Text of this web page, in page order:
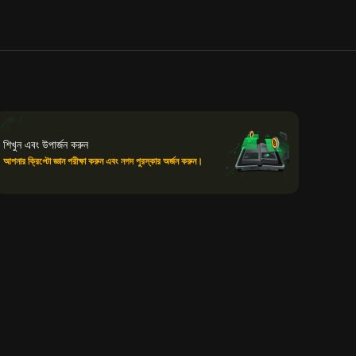
শিখুন এবং উপার্জন করুন
আপনার ক্রিপ্টো জ্ঞান পরীক্ষা করুন এবং নগদ পুরস্কার অর্জন করুন।